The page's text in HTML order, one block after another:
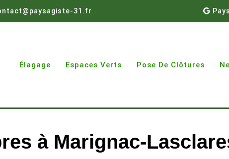
31.fr
Élagage Espaces Verts Pose De Clôtures
à Marignac-